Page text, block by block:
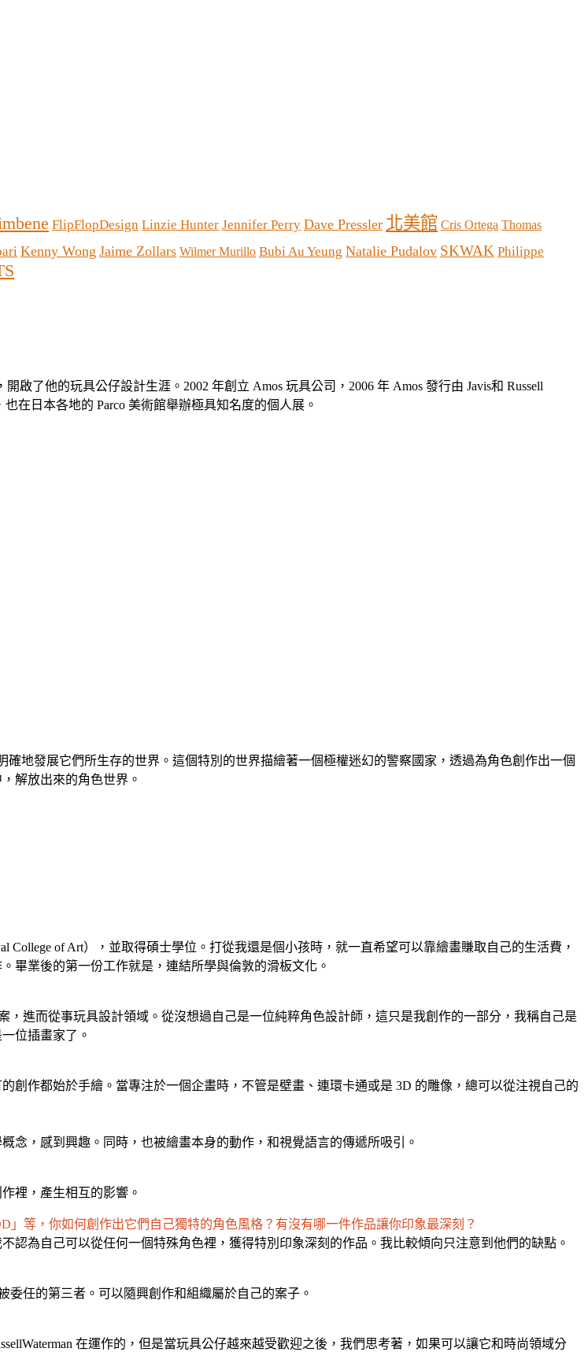
FlipFlopDesign Linzie Hunter Jennifer Perry Dave Pressler 北美館 Cris Ortega Thomas
Kenny Wong Jaime Zollars Wilmer Murillo Bubi Au Yeung Natalie Pudalov SKWAK Philippe
啟了他的玩具公仔設計生涯。2002 年創立 Amos 玩具公司，2006 年 Amos 發行由 Javis和 Russell
在日本各地的 Parco 美術館舉辦極具知名度的個人展。
確地發展它們所生存的世界。這個特別的世界描繪著一個極權迷幻的警察國家，透過為角色創作出一個
解放出來的角色世界。
College of Art），並取得碩士學位。打從我還是個小孩時，就一直希望可以靠繪畫賺取自己的生活費，
畢業後的第一份工作就是，連結所學與倫敦的滑板文化。
，進而從事玩具設計領域。從沒想過自己是一位純粹角色設計師，這只是我創作的一部分，我稱自己是
位插畫家了。
創作都始於手繪。當專注於一個企畫時，不管是壁畫、連環卡通或是 3D 的雕像，總可以從注視自己的
念，感到興趣。同時，也被繪畫本身的動作，和視覺語言的傳遞所吸引。
裡，產生相互的影響。
等，你如何創作出它們自己獨特的角色風格？有沒有哪一件作品讓你印象最深刻？
為自己可以從任何一個特殊角色裡，獲得特別印象深刻的作品。我比較傾向只注意到他們的缺點。
任的第三者。可以隨興創作和組織屬於自己的案子。
在運作的，但是當玩具公仔越來越受歡迎之後，我們思考著，如果可以讓它和時尚領域分